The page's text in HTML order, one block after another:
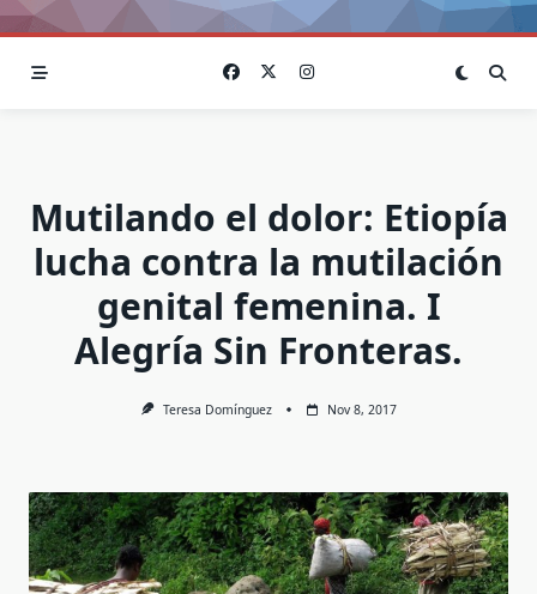
Mutilando el dolor: Etiopía
lucha contra la mutilación
genital femenina. I
Alegría Sin Fronteras.
Teresa Domínguez Nov 8, 2017